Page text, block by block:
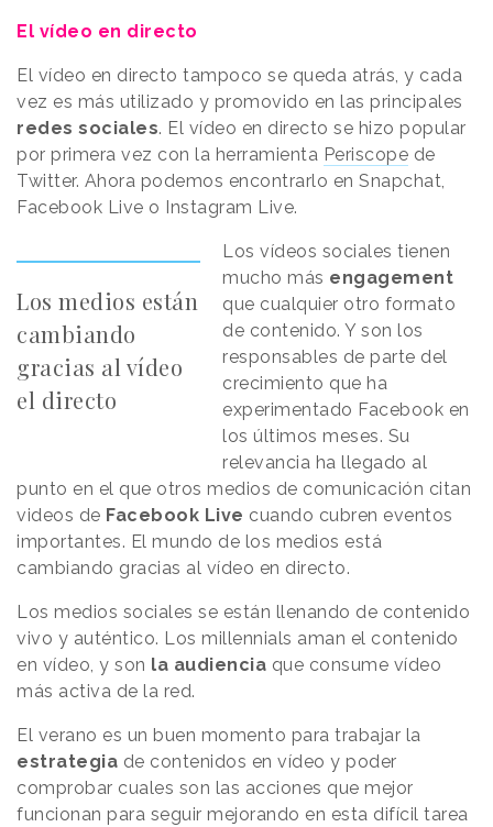
El vídeo en directo
El vídeo en directo tampoco se queda atrás, y cada
vez es más utilizado y promovido en las principales
redes sociales. El vídeo en directo se hizo popular
por primera vez con la herramienta Periscope de
Twitter. Ahora podemos encontrarlo en Snapchat,
Facebook Live o Instagram Live.
Los medios están
cambiando
gracias al vídeo
el directo
Los vídeos sociales tienen
mucho más engagement
que cualquier otro formato
de contenido. Y son los
responsables de parte del
crecimiento que ha
experimentado Facebook en
los últimos meses. Su
relevancia ha llegado al
punto en el que otros medios de comunicación citan
videos de Facebook Live cuando cubren eventos
importantes. El mundo de los medios está
cambiando gracias al vídeo en directo.
Los medios sociales se están llenando de contenido
vivo y auténtico. Los millennials aman el contenido
en vídeo, y son la audiencia que consume vídeo
más activa de la red.
El verano es un buen momento para trabajar la
estrategia de contenidos en vídeo y poder
comprobar cuales son las acciones que mejor
funcionan para seguir mejorando en esta difícil tarea